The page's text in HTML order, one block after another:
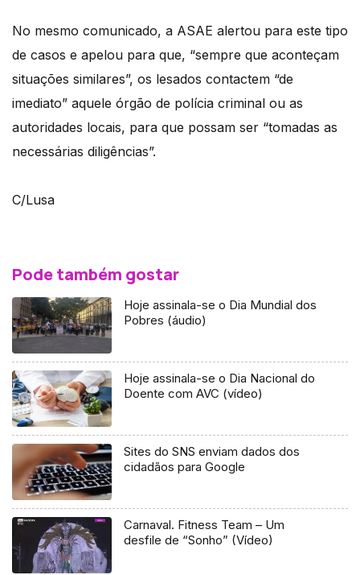
No mesmo comunicado, a ASAE alertou para este tipo
de casos e apelou para que, “sempre que aconteçam
situações similares”, os lesados contactem “de
imediato” aquele órgão de polícia criminal ou as
autoridades locais, para que possam ser “tomadas as
necessárias diligências”.
C/Lusa
Pode também gostar
Hoje assinala-se o Dia Mundial dos
Pobres (áudio)
Hoje assinala-se o Dia Nacional do
Doente com AVC (vídeo)
Sites do SNS enviam dados dos
cidadãos para Google
Carnaval. Fitness Team – Um
desfile de “Sonho” (Vídeo)